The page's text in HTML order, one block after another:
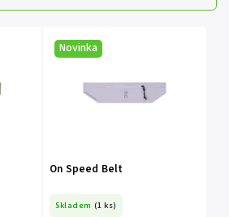
Novinka
On Speed Belt
Skladem (1 ks)